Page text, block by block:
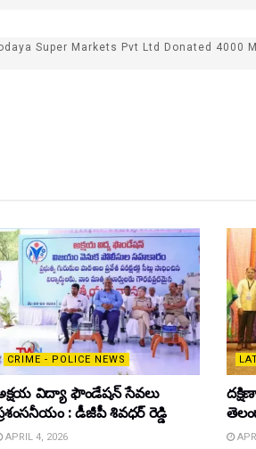
Super Markets Pvt Ltd Donated 4000
CRIME - POLICE NEWS
విద్యా ఫౌండేషన్ సేవలు
: డీజీపీ శివధర్ రెడ్డి
APRIL 4, 2026